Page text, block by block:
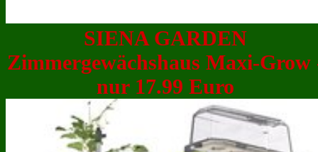
SIENA GARDEN
Zimmergewächshaus Maxi-Grow
nur 17.99 Euro